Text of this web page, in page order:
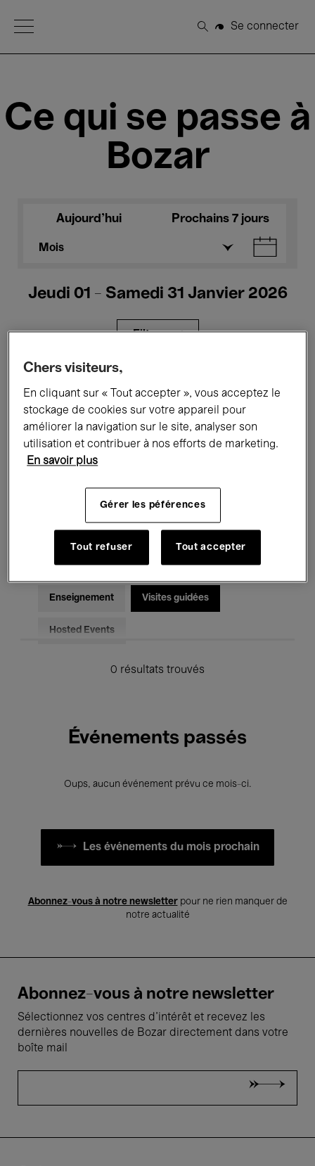
Open Menu
Rechercher
Se connecter
Ce qui se passe à
Bozar
Aujourd'hui Prochains 7 jours
Mois
Jeudi 01 - Samedi 31 Janvier 2026
Filtres
Expositions Films Performances
Rencontres & Débats Jazz
Musique électronique
Pour tous Kids’ Palace
Enseignement Visites guidées
Hosted Events
0 résultats trouvés
Événements passés
Oups, aucun événement prévu ce mois-ci.
Les événements du mois prochain
Abonnez-vous à notre newsletterpour ne rien manquer de
notre actualité
Abonnez-vous à notre newsletter
Sélectionnez vos centres d'intérêt et recevez les
dernières nouvelles de Bozar directement dans votre
boîte mail
Chers visiteurs,
En cliquant sur « Tout accepter », vous acceptez le
stockage de cookies sur votre appareil pour
améliorer la navigation sur le site, analyser son
utilisation et contribuer à nos efforts de marketing.
En savoir plus
Gérer les péférences
Tout refuser Tout accepter